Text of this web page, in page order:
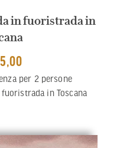
in fuoristrada in
per 2 persone
in Toscana